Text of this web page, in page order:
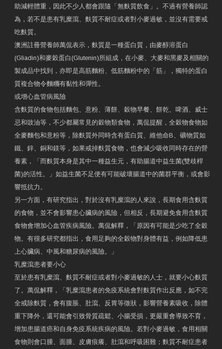
助減輕體重，因此不少人都會跟隨「無麩質飲食」。不過有營養師認
為，若不是患有乳糜瀉、麩質不耐症或者對小麥過敏，並沒有需要戒
吃麩質。
澳洲註冊營養師萬侃表示，麩質是一種蛋白質，由麥醇溶蛋白
(Gliadin)和麥穀蛋白(Glutenin)所組成，在小麥、大麥和黑麥及相關的
製成品中找到，亦即是高筋麵粉、低筋麵粉中的「筋」，獨特的蛋白
質複合物令麵糰有黏性和彈性。
或增心血管病風險
含麩質的食物包括麵包、意粉、薄餅、穀物早餐、餅乾、啤酒、威士
忌和豉油等，不少都屬常見的穀物類食物，萬侃提醒，全穀物食物如
全麥麵包和意粉等，除麩質外同時含有蛋白質、維他命B、礦物質如
鐵、鋅、銅和鎂等，如果戒掉麩質食物，也會減少吸收同時存在的營
養素，「而麩質本身是其中一種益生元，有助腸道中益生菌(雙歧桿
菌)的活性。」如益生菌不足便有可能破壞腸道中的菌群平衡，或會影
響抵抗力。
另一方面，有研究指出，對於沒有乳糜瀉的人來說，長期食用含麩質
的食物，並不會影響患心臟病的風險，但相反，長期避免食用含麩質
食物會增加心血管疾病風險。萬侃解釋，「原因有可能是少吃了全穀
物。有很多研究都指出，食用足夠的全穀物對身體有益，例如降低患
上心臟病、中風和糖尿病的風險。」
乳糜瀉患者要小心
至於患有乳糜瀉、麩質不耐症或者對小麥過敏的人士，就要小心麩質
了。萬侃解釋，「乳糜瀉患者的免疫系統會對麩質作出反應，如不完
全戒除麩質，會有腹脹、肚瀉、反胃等徵狀，影響營養素吸收，除體
重下降外，還可能會引致骨質疏鬆、小腸受損，更嚴重會導致不育，
增加患腸道癌和自身免疫系統疾病的風險。若對小麥過敏，食用相關
食物則會口腫、面腫、皮膚痕癢、肚瀉和呼吸困難；麩質不耐症患者